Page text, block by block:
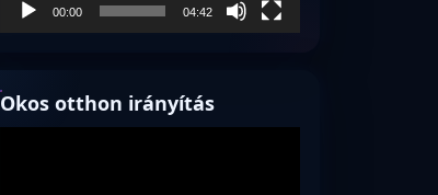
00:00 04:42
Okos otthon irányítás